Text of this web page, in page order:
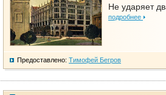
Не ударяет
подробнее
Предоставлено: Тимофей Бегров